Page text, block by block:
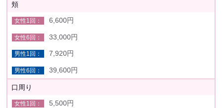
頬
6,600円
33,000円
7,920円
39,600円
口周り
5,500円